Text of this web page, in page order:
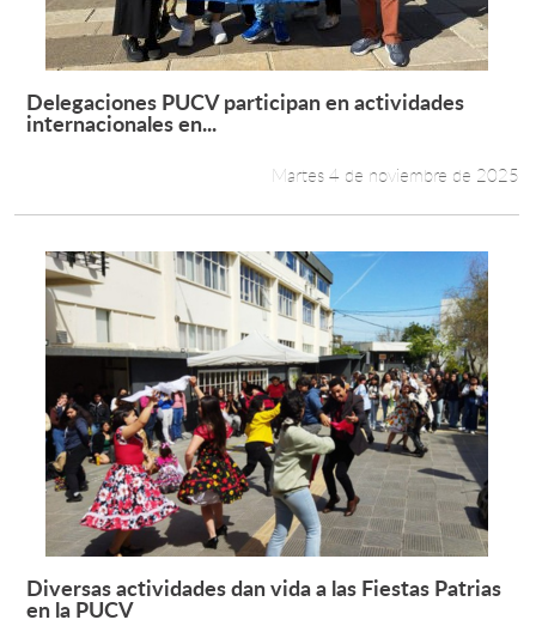
Leer más +
Delegaciones PUCV participan en actividades
internacionales en...
Martes 4 de noviembre de 2025
Leer más +
Diversas actividades dan vida a las Fiestas Patrias
en la PUCV